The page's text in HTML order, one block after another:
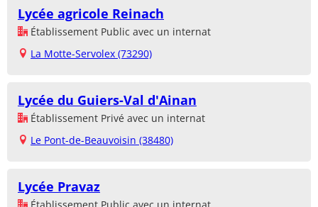
Lycée agricole Reinach
Établissement Public avec un internat
La Motte-Servolex (73290)
Lycée du Guiers-Val d'Ainan
Établissement Privé avec un internat
Le Pont-de-Beauvoisin (38480)
Lycée Pravaz